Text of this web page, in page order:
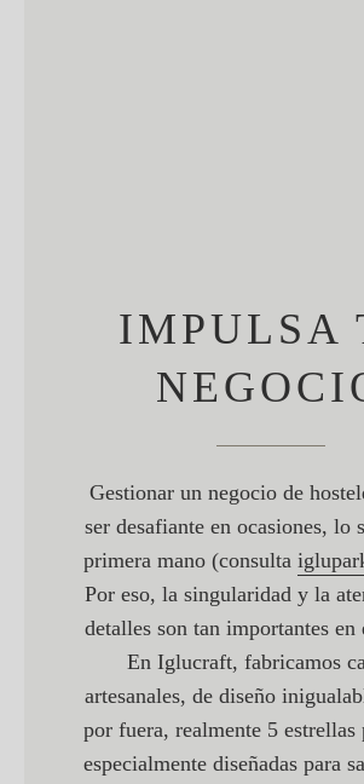
IMPULSA
Gestionar un negocio de
ser desafiante en ocasiones, lo
primera mano (consulta
Por eso, la singularidad y la
detalles son tan importantes en
En Iglucraft, fabricamos
artesanales, de diseño
por fuera, realmente 5 estrellas
especialmente diseñadas para